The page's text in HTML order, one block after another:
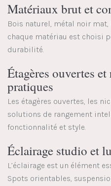
Matériaux brut et
Bois naturel, métal noir mat,
chaque matériau est choisi
durabilité.
Étagères ouvertes et
pratiques
Les étagères ouvertes, les
solutions de rangement
fonctionnalité et style.
Éclairage studio et
L’éclairage est un élément
Spots orientables,